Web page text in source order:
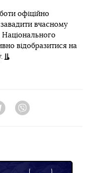
офіційно
вчасному
Національного
відобразитися на
Telegram